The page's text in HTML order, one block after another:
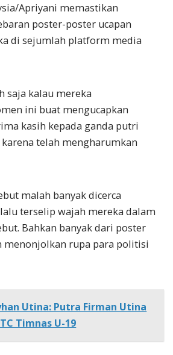
Apriyani memastikan
poster-poster ucapan
di sejumlah platform media
saja kalau mereka
ini buat mengucapkan
kasih kepada ganda putri
telah mengharumkan
malah banyak dicerca
terselip wajah mereka dalam
Bahkan banyak dari poster
menonjolkan rupa para politisi
Utina: Putra Firman Utina
Timnas U-19